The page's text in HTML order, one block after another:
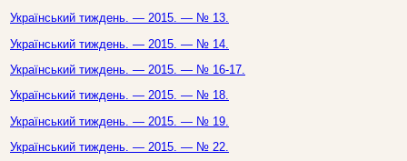
Український тиждень. — 2015. — № 13.
Український тиждень. — 2015. — № 14.
Український тиждень. — 2015. — № 16-17.
Український тиждень. — 2015. — № 18.
Український тиждень. — 2015. — № 19.
Український тиждень. — 2015. — № 22.